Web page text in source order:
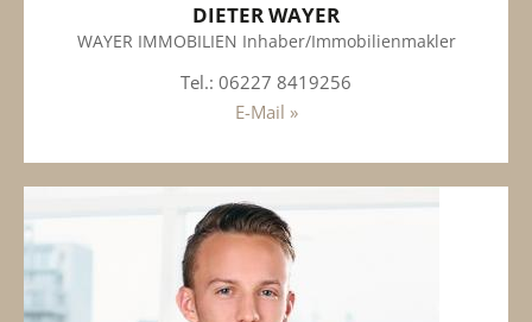
DIETER WAYER
WAYER IMMOBILIEN Inhaber/Immobilienmakler
Tel.: 06227 8419256
E-Mail »